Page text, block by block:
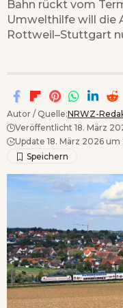
Bahn rückt vom
Umwelthilfe will die
Rottweil–Stuttgart
Autor / Quelle:NRWZ-
Veröffentlicht 18. März
Update 18. März 2026 um